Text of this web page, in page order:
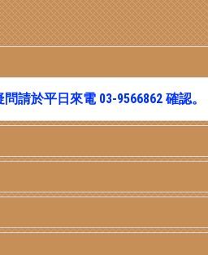
問請於平日來電03-9566862 確認。